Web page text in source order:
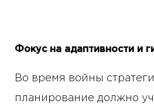
Фокус на адаптивности и
Во время войны
планирование должно